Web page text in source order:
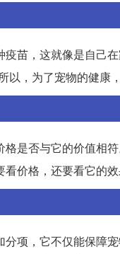
苗，这就像是自己
，为了宠物的健康
是否与它的价值相
价格，还要看它的效
项，它不仅能保障